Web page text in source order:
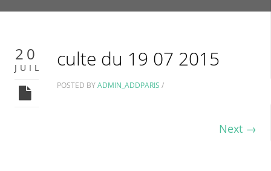
20
JUIL culte du 19 07 2015
POSTED BYADMIN_ADDPARIS /
Next→